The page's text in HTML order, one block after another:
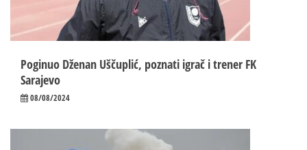
Poginuo Dženan Uščuplić, poznati igrač i trener FK
Sarajevo
08/08/2024